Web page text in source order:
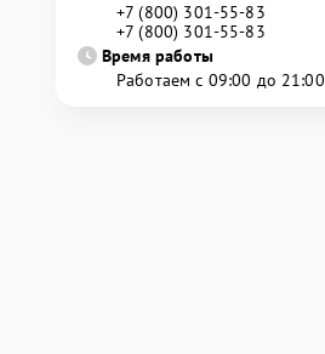
+7 (800) 301-55-83
+7 (800) 301-55-83
Время работы
Работаем с 09:00 до 21:00